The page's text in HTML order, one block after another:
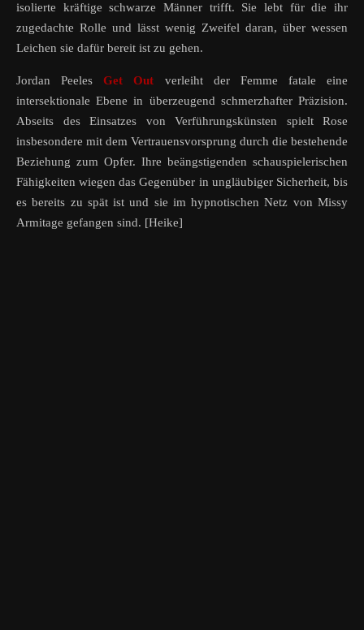
isolierte kräftige schwarze Männer trifft. Sie lebt für die ihr
zugedachte Rolle und lässt wenig Zweifel daran, über wessen
Leichen sie dafür bereit ist zu gehen.
Jordan PeelesGet Out verleiht der Femme fatale eine
intersektionale Ebene in überzeugend schmerzhafter Präzision.
Abseits des Einsatzes von Verführungskünsten spielt Rose
insbesondere mit dem Vertrauensvorsprung durch die bestehende
Beziehung zum Opfer. Ihre beängstigenden schauspielerischen
Fähigkeiten wiegen das Gegenüber in ungläubiger Sicherheit, bis
es bereits zu spät ist und sie im hypnotischen Netz von Missy
Armitage gefangen sind. [Heike]